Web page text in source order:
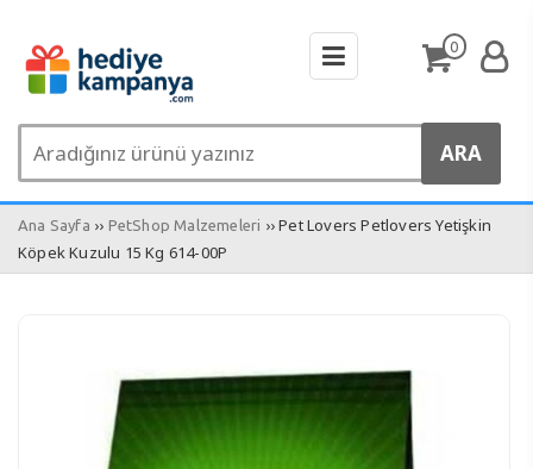
0
Ana Sayfa ›› PetShop Malzemeleri ›› Pet Lovers Petlovers Yetişkin
Köpek Kuzulu 15 Kg 614-00P